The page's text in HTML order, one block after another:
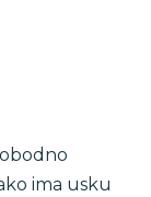
ima usku